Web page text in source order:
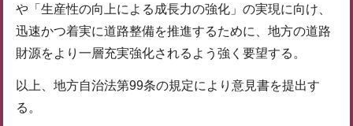
や「生産性の向上による成長力の強化」の実現に向け、
迅速かつ着実に道路整備を推進するために、地方の道路
財源をより一層充実強化されるよう強く要望する。
以上、地方自治法第99条の規定により意見書を提出す
る。